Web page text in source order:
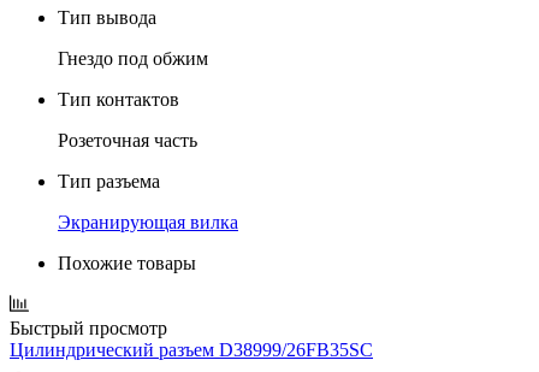
Тип вывода
Гнездо под обжим
Тип контактов
Розеточная часть
Тип разъема
Экранирующая вилка
Похожие товары
Быстрый просмотр
Цилиндрический разъем D38999/26FB35SC